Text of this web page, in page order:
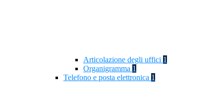
Articolazione degli uffici 1
Organigramma 1
Telefono e posta elettronica 1